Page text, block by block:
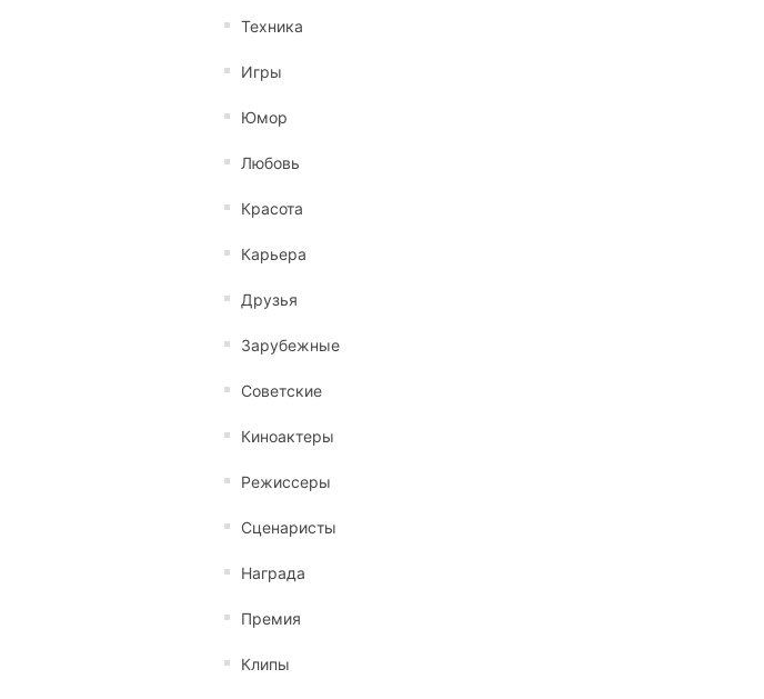
Техника
Игры
Юмор
Любовь
Красота
Карьера
Друзья
Зарубежные
Советские
Киноактеры
Режиссеры
Сценаристы
Награда
Премия
Клипы